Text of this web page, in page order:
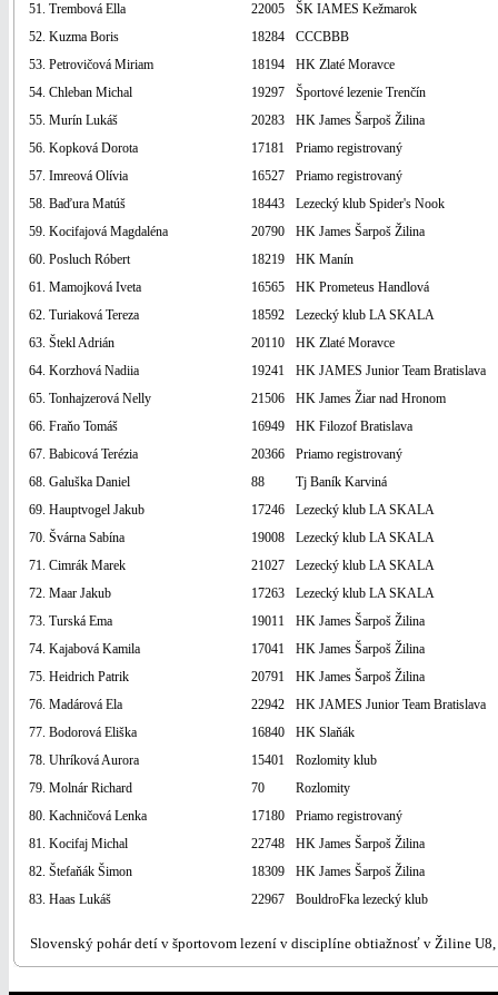
51. Trembová Ella
22005
ŠK IAMES Kežmarok
52. Kuzma Boris
18284
CCCBBB
53. Petrovičová Miriam
18194
HK Zlaté Moravce
54. Chleban Michal
19297
Športové lezenie Trenčín
55. Murín Lukáš
20283
HK James Šarpoš Žilina
56. Kopková Dorota
17181
Priamo registrovaný
57. Imreová Olívia
16527
Priamo registrovaný
58. Baďura Matúš
18443
Lezecký klub Spider's Nook
59. Kocifajová Magdaléna
20790
HK James Šarpoš Žilina
60. Posluch Róbert
18219
HK Manín
61. Mamojková Iveta
16565
HK Prometeus Handlová
62. Turiaková Tereza
18592
Lezecký klub LA SKALA
63. Štekl Adrián
20110
HK Zlaté Moravce
64. Korzhová Nadiia
19241
HK JAMES Junior Team Bratislava
65. Tonhajzerová Nelly
21506
HK James Žiar nad Hronom
66. Fraňo Tomáš
16949
HK Filozof Bratislava
67. Babicová Terézia
20366
Priamo registrovaný
68. Galuška Daniel
88
Tj Baník Karviná
69. Hauptvogel Jakub
17246
Lezecký klub LA SKALA
70. Švárna Sabína
19008
Lezecký klub LA SKALA
71. Cimrák Marek
21027
Lezecký klub LA SKALA
72. Maar Jakub
17263
Lezecký klub LA SKALA
73. Turská Ema
19011
HK James Šarpoš Žilina
74. Kajabová Kamila
17041
HK James Šarpoš Žilina
75. Heidrich Patrik
20791
HK James Šarpoš Žilina
76. Madárová Ela
22942
HK JAMES Junior Team Bratislava
77. Bodorová Eliška
16840
HK Slaňák
78. Uhríková Aurora
15401
Rozlomity klub
79. Molnár Richard
70
Rozlomity
80. Kachničová Lenka
17180
Priamo registrovaný
81. Kocifaj Michal
22748
HK James Šarpoš Žilina
82. Štefaňák Šimon
18309
HK James Šarpoš Žilina
83. Haas Lukáš
22967 BouldroFka lezecký klub
Slovenský pohár detí v športovom lezení v disciplíne obtiažnosť v Žiline